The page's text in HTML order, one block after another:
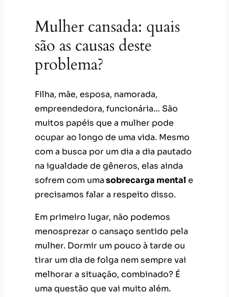
Mulher cansada: quais
são as causas deste
problema?
Filha, mãe, esposa, namorada,
empreendedora, funcionária… São
muitos papéis que a mulher pode
ocupar ao longo de uma vida. Mesmo
com a busca por um dia a dia pautado
na igualdade de gêneros, elas ainda
sofrem com umasobrecarga mental e
precisamos falar a respeito disso.
Em primeiro lugar, não podemos
menosprezar o cansaço sentido pela
mulher. Dormir um pouco à tarde ou
tirar um dia de folga nem sempre vai
melhorar a situação, combinado? É
uma questão que vai muito além.